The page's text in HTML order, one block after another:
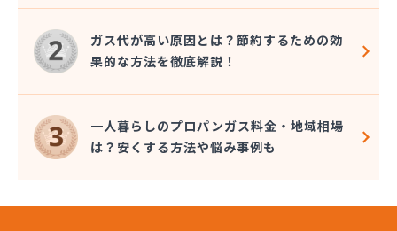
株式会社コザカヤ 春日井営業所
株式会社コジマガス
株式会社コジマガス ライフアップサポート
株式会社コンプロ産工
株式会社シェル石油豊橋LPG充填工場
株式会社しんせきプロパン部
株式会社スギサン化学
株式会社スマイルガステクノロジー
ガス代が高い原因とは？節約するための効
果的な方法を徹底解説！
一人暮らしのプロパンガス料金・地域相場
は？安くする方法や悩み事例も